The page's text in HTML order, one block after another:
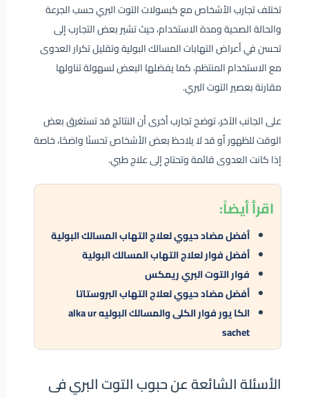
تختلف تجارب الأشخاص مع كبسولات التوت البري حسب الجرعة
والحالة الصحية ومدة الاستخدام، حيث تشير بعض التجارب إلى
تحسن في أعراض التهابات المسالك البولية وتقليل تكرار العدوى
مع الاستخدام المنتظم، كما يفضلها البعض لسهولة تناولها
مقارنة بعصير التوت البري.
على الجانب الآخر، توضح تجارب أخرى أن النتائج قد تستغرق بعض
الوقت للظهور أو قد لا يلاحظ بعض الأشخاص تحسنًا واضحًا، خاصة
إذا كانت العدوى قائمة وتحتاج إلى علاج طبي.
اقرأأيضاً:
أفضل مضاد حيوي لعلاج التهاب المسالك البولية
أفضل فوار لعلاج التهاب المسالك البولية
فوار التوت البري ريمكس
أفضل مضاد حيوي لعلاج التهاب البروستاتا
الكا يور فوار الكلى والمسالك البوليه alka ur
sachet
الأسئلة الشائعة عن حبوب التوت البري فى